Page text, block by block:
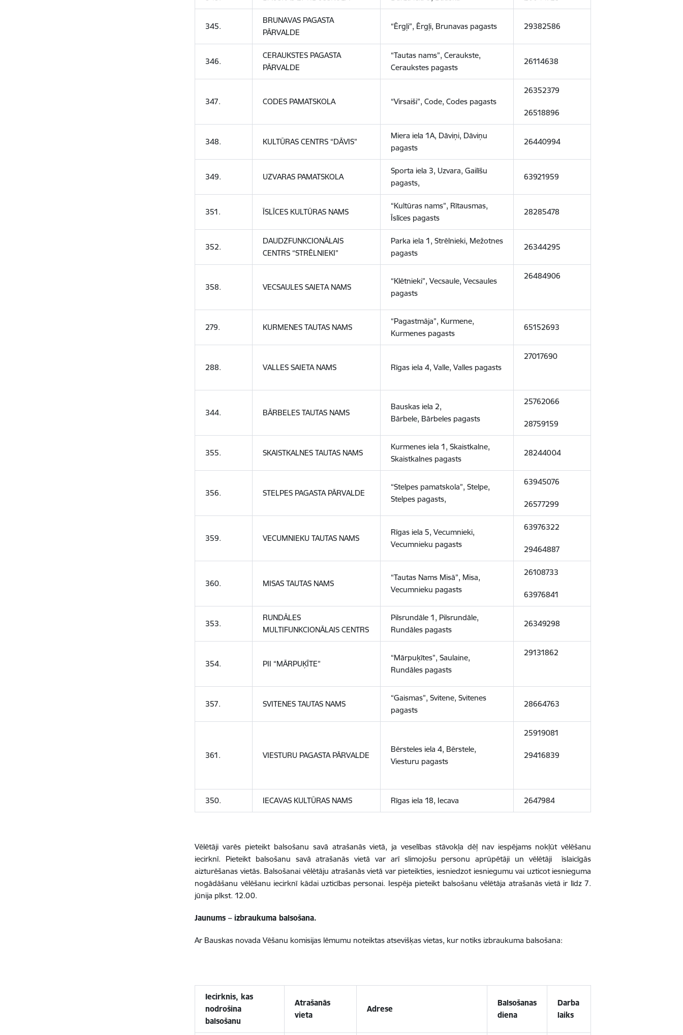
345.
BRUNAVAS PAGASTA
PĀRVALDE
“Ērgļi”, Ērgļi, Brunavas pagasts 29382586
346.
CERAUKSTES PAGASTA
PĀRVALDE
“Tautas nams”, Ceraukste,
Ceraukstes pagasts
26114638
347. CODES PAMATSKOLA “Virsaiši”, Code, Codes pagasts
26352379
26518896
348. KULTŪRAS CENTRS “DĀVIS”
Miera iela 1A, Dāviņi, Dāviņu
pagasts
26440994
349. UZVARAS PAMATSKOLA
Sporta iela 3, Uzvara, Gailīšu
pagasts,
63921959
351. ĪSLĪCES KULTŪRAS NAMS
“Kultūras nams”, Rītausmas,
Īslīces pagasts
28285478
352.
DAUDZFUNKCIONĀLAIS
CENTRS “STRĒLNIEKI”
Parka iela 1, Strēlnieki, Mežotnes
pagasts
26344295
358. VECSAULESSAIETANAMS
“Klētnieki”, Vecsaule, Vecsaules
pagasts
26484906
279. KURMENES TAUTAS NAMS
“Pagastmāja”, Kurmene,
Kurmenes pagasts
65152693
288. VALLES SAIETA NAMS Rīgas iela 4, Valle, Valles pagasts
27017690
344. BĀRBELES TAUTAS NAMS
Bauskas iela 2,
Bārbele, Bārbeles pagasts
25762066
28759159
355. SKAISTKALNES TAUTAS NAMS
Kurmenes iela 1, Skaistkalne,
Skaistkalnes pagasts
28244004
356. STELPES PAGASTA PĀRVALDE
“Stelpes pamatskola”, Stelpe,
Stelpes pagasts,
63945076
26577299
359. VECUMNIEKU TAUTAS NAMS
Rīgas iela 5, Vecumnieki,
Vecumnieku pagasts
63976322
29464887
360. MISAS TAUTAS NAMS
“Tautas Nams Misā”, Misa,
Vecumnieku pagasts
26108733
63976841
353.
RUNDĀLES
MULTIFUNKCIONĀLAIS CENTRS
Pilsrundāle 1, Pilsrundāle,
Rundāles pagasts
26349298
354. PII “MĀRPUĶĪTE”
“Mārpuķītes”, Saulaine,
Rundāles pagasts
29131862
357. SVITENESTAUTAS NAMS
“Gaismas”, Svitene, Svitenes
pagasts
28664763
361. VIESTURU PAGASTA PĀRVALDE
Bērsteles iela 4, Bērstele,
Viesturu pagasts
25919081
29416839
350. IECAVAS KULTŪRAS NAMS Rīgas iela 18, Iecava 2647984
Vēlētāji varēs pieteikt balsošanu savā atrašanās vietā, ja veselības stāvokļa dēļ nav iespējams nokļūt vēlēšanu
iecirknī. Pieteikt balsošanu savā atrašanās vietā var arī slimojošu personu aprūpētāji un vēlētāji īslaicīgās
aizturēšanas vietās. Balsošanai vēlētāju atrašanās vietā var pieteikties, iesniedzot iesniegumu vai uzticot iesnieguma
nogādāšanu vēlēšanu iecirknī kādai uzticības personai. Iespēja pieteikt balsošanu vēlētāja atrašanās vietā ir līdz 7.
jūnija plkst. 12.00.
Jaunums – izbraukuma balsošana.
Ar Bauskas novada Vēšanu komisijas lēmumu noteiktas atsevišķas vietas, kur notiks izbraukuma balsošana:
Iecirknis, kas
nodrošina
balsošanu
Atrašanās
vieta
Adrese
Balsošanas
diena
Darba
laiks